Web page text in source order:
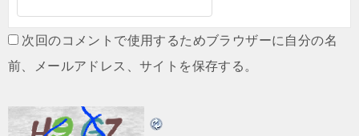
次回のコメントで使用するためブラウザーに自分の名
前、メールアドレス、サイトを保存する。